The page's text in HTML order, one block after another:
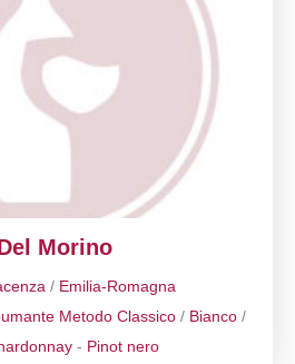
Morino
/ Emilia-Romagna
Metodo Classico / Bianco /
- Pinot nero